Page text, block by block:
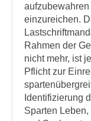
einzureichen.
Rahmen der
nicht mehr, ist
Pflicht zur
Identifizierung
Sparten